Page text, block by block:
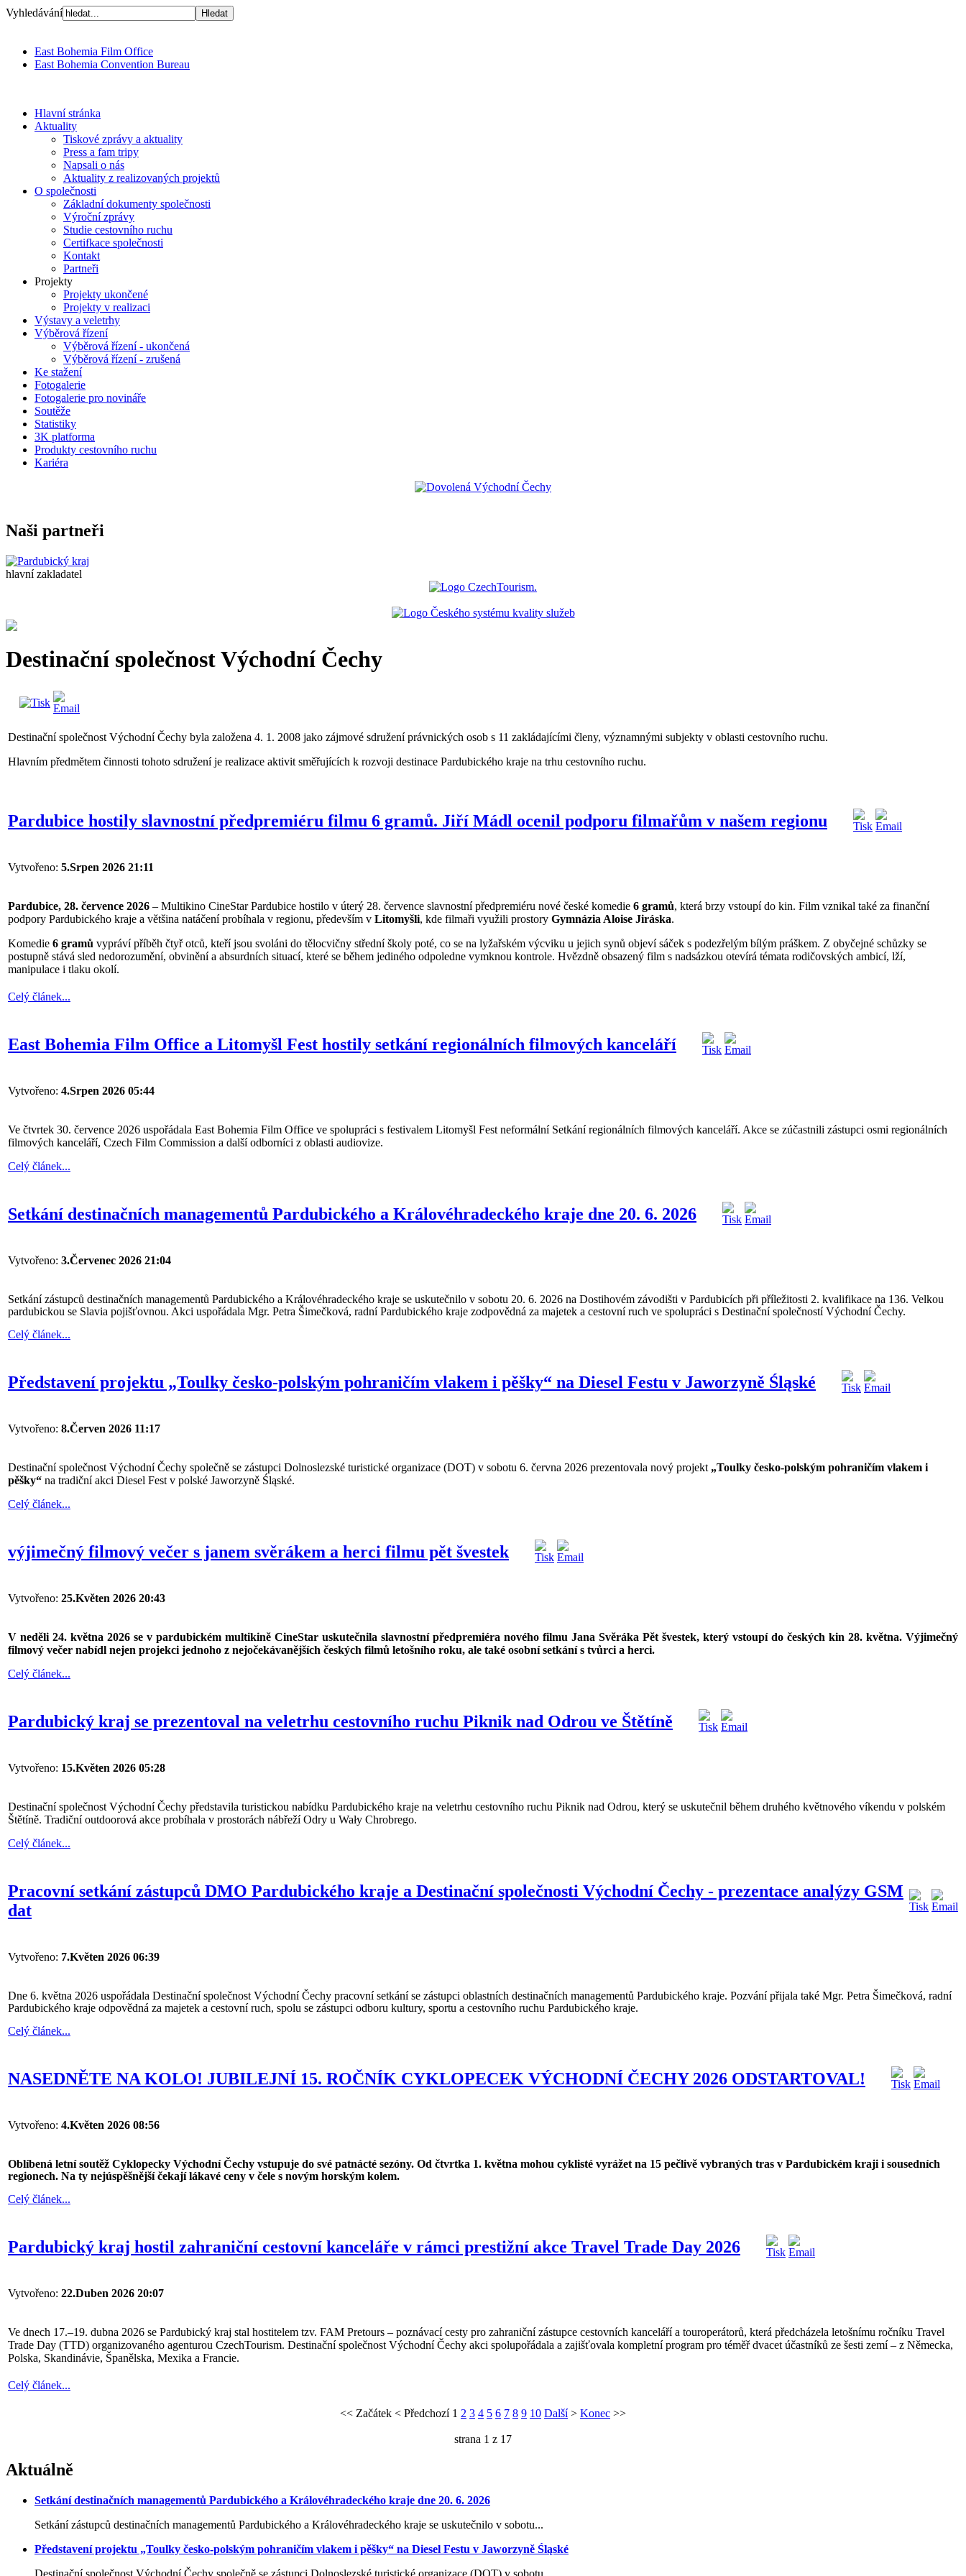
Vyhledávání
East Bohemia Film Office
East Bohemia Convention Bureau
Hlavní stránka
Aktuality
Tiskové zprávy a aktuality
Press a fam tripy
Napsali o nás
Aktuality z realizovaných projektů
O společnosti
Základní dokumenty společnosti
Výroční zprávy
Studie cestovního ruchu
Certifkace společnosti
Kontakt
Partneři
Projekty
Projekty ukončené
Projekty v realizaci
Výstavy a veletrhy
Výběrová řízení
Výběrová řízení - ukončená
Výběrová řízení - zrušená
Ke stažení
Fotogalerie
Fotogalerie pro novináře
Soutěže
Statistiky
3K platforma
Produkty cestovního ruchu
Kariéra
Naši partneři
hlavní zakladatel
Destinační společnost Východní Čechy
Destinační společnost Východní Čechy byla založena 4. 1. 2008 jako zájmové sdružení právnických osob s 11 zakládajícími členy, významnými subjekty v oblasti cestovního ruchu.
Hlavním předmětem činnosti tohoto sdružení je realizace aktivit směřujících k rozvoji destinace Pardubického kraje na trhu cestovního ruchu.
Pardubice hostily slavnostní předpremiéru filmu 6 gramů. Jiří Mádl ocenil podporu filmařům v našem regionu
Vytvořeno: 5.Srpen 2026 21:11
Pardubice, 28. července 2026 – Multikino CineStar Pardubice hostilo v úterý 28. července slavnostní předpremiéru nové české komedie 6 gramů, která brzy vstoupí do kin. Film vznikal také za finanční
podpory Pardubického kraje a většina natáčení probíhala v regionu, především v Litomyšli, kde filmaři využili prostory Gymnázia Aloise Jiráska.
Komedie 6 gramů vypráví příběh čtyř otců, kteří jsou svoláni do tělocvičny střední školy poté, co se na lyžařském výcviku u jejich synů objeví sáček s podezřelým bílým práškem. Z obyčejné schůzky se
postupně stává sled nedorozumění, obvinění a absurdních situací, které se během jediného odpoledne vymknou kontrole. Hvězdně obsazený film s nadsázkou otevírá témata rodičovských ambicí, lží,
manipulace i tlaku okolí.
Celý článek...
East Bohemia Film Office a Litomyšl Fest hostily setkání regionálních filmových kanceláří
Vytvořeno: 4.Srpen 2026 05:44
Ve čtvrtek 30. července 2026 uspořádala East Bohemia Film Office ve spolupráci s festivalem Litomyšl Fest neformální Setkání regionálních filmových kanceláří. Akce se zúčastnili zástupci osmi regionálních
filmových kanceláří, Czech Film Commission a další odborníci z oblasti audiovize.
Celý článek...
Setkání destinačních managementů Pardubického a Královéhradeckého kraje dne 20. 6. 2026
Vytvořeno: 3.Červenec 2026 21:04
Setkání zástupců destinačních managementů Pardubického a Královéhradeckého kraje se uskutečnilo v sobotu 20. 6. 2026 na Dostihovém závodišti v Pardubicích při příležitosti 2. kvalifikace na 136. Velkou
pardubickou se Slavia pojišťovnou. Akci uspořádala Mgr. Petra Šimečková, radní Pardubického kraje zodpovědná za majetek a cestovní ruch ve spolupráci s Destinační společností Východní Čechy.
Celý článek...
Představení projektu „Toulky česko-polským pohraničím vlakem i pěšky“ na Diesel Festu v Jaworzyně Śląské
Vytvořeno: 8.Červen 2026 11:17
Destinační společnost Východní Čechy společně se zástupci Dolnoslezské turistické organizace (DOT) v sobotu 6. června 2026 prezentovala nový projekt „Toulky česko-polským pohraničím vlakem i
pěšky“ na tradiční akci Diesel Fest v polské Jaworzyně Śląské.
Celý článek...
výjimečný filmový večer s janem svěrákem a herci filmu pět švestek
Vytvořeno: 25.Květen 2026 20:43
V neděli 24. května 2026 se v pardubickém multikině CineStar uskutečnila slavnostní předpremiéra nového filmu Jana Svěráka Pět švestek, který vstoupí do českých kin 28. května. Výjimečný
filmový večer nabídl nejen projekci jednoho z nejočekávanějších českých filmů letošního roku, ale také osobní setkání s tvůrci a herci.
Celý článek...
Pardubický kraj se prezentoval na veletrhu cestovního ruchu Piknik nad Odrou ve Štětíně
Vytvořeno: 15.Květen 2026 05:28
Destinační společnost Východní Čechy představila turistickou nabídku Pardubického kraje na veletrhu cestovního ruchu Piknik nad Odrou, který se uskutečnil během druhého květnového víkendu v polském
Štětíně. Tradiční outdoorová akce probíhala v prostorách nábřeží Odry u Wały Chrobrego.
Celý článek...
Pracovní setkání zástupců DMO Pardubického kraje a Destinační společnosti Východní Čechy - prezentace analýzy GSM
dat
Vytvořeno: 7.Květen 2026 06:39
Dne 6. května 2026 uspořádala Destinační společnost Východní Čechy pracovní setkání se zástupci oblastních destinačních managementů Pardubického kraje. Pozvání přijala také Mgr. Petra Šimečková, radní
Pardubického kraje odpovědná za majetek a cestovní ruch, spolu se zástupci odboru kultury, sportu a cestovního ruchu Pardubického kraje.
Celý článek...
NASEDNĚTE NA KOLO! JUBILEJNÍ 15. ROČNÍK CYKLOPECEK VÝCHODNÍ ČECHY 2026 ODSTARTOVAL!
Vytvořeno: 4.Květen 2026 08:56
Oblíbená letní soutěž Cyklopecky Východní Čechy vstupuje do své patnácté sezóny. Od čtvrtka 1. května mohou cyklisté vyrážet na 15 pečlivě vybraných tras v Pardubickém kraji i sousedních
regionech. Na ty nejúspěšnější čekají lákavé ceny v čele s novým horským kolem.
Celý článek...
Pardubický kraj hostil zahraniční cestovní kanceláře v rámci prestižní akce Travel Trade Day 2026
Vytvořeno: 22.Duben 2026 20:07
Ve dnech 17.–19. dubna 2026 se Pardubický kraj stal hostitelem tzv. FAM Pretours – poznávací cesty pro zahraniční zástupce cestovních kanceláří a touroperátorů, která předcházela letošnímu ročníku Travel
Trade Day (TTD) organizovaného agenturou CzechTourism. Destinační společnost Východní Čechy akci spolupořádala a zajišťovala kompletní program pro téměř dvacet účastníků ze šesti zemí – z Německa,
Polska, Skandinávie, Španělska, Mexika a Francie.
Celý článek...
<< Začátek < Předchozí 1 2 3 4 5 6 7 8 9 10 Další> Konec >>
strana 1 z 17
Aktuálně
Setkání destinačních managementů Pardubického a Královéhradeckého kraje dne 20. 6. 2026
Setkání zástupců destinačních managementů Pardubického a Královéhradeckého kraje se uskutečnilo v sobotu...
Představení projektu „Toulky česko-polským pohraničím vlakem i pěšky“ na Diesel Festu v Jaworzyně Śląské
Destinační společnost Východní Čechy společně se zástupci Dolnoslezské turistické organizace (DOT) v sobotu...